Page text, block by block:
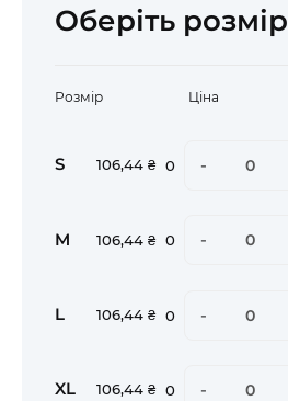
Оберіть розмір
Розмір Ціна
S 106,44 ₴ 0 -
M 106,44 ₴ 0 -
L 106,44 ₴ 0 -
XL 106,44 ₴ 0 -